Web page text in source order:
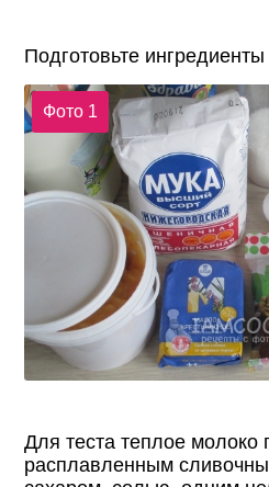
Подготовьте ингредиенты
Фото 1
Для теста теплое молоко
расплавленным